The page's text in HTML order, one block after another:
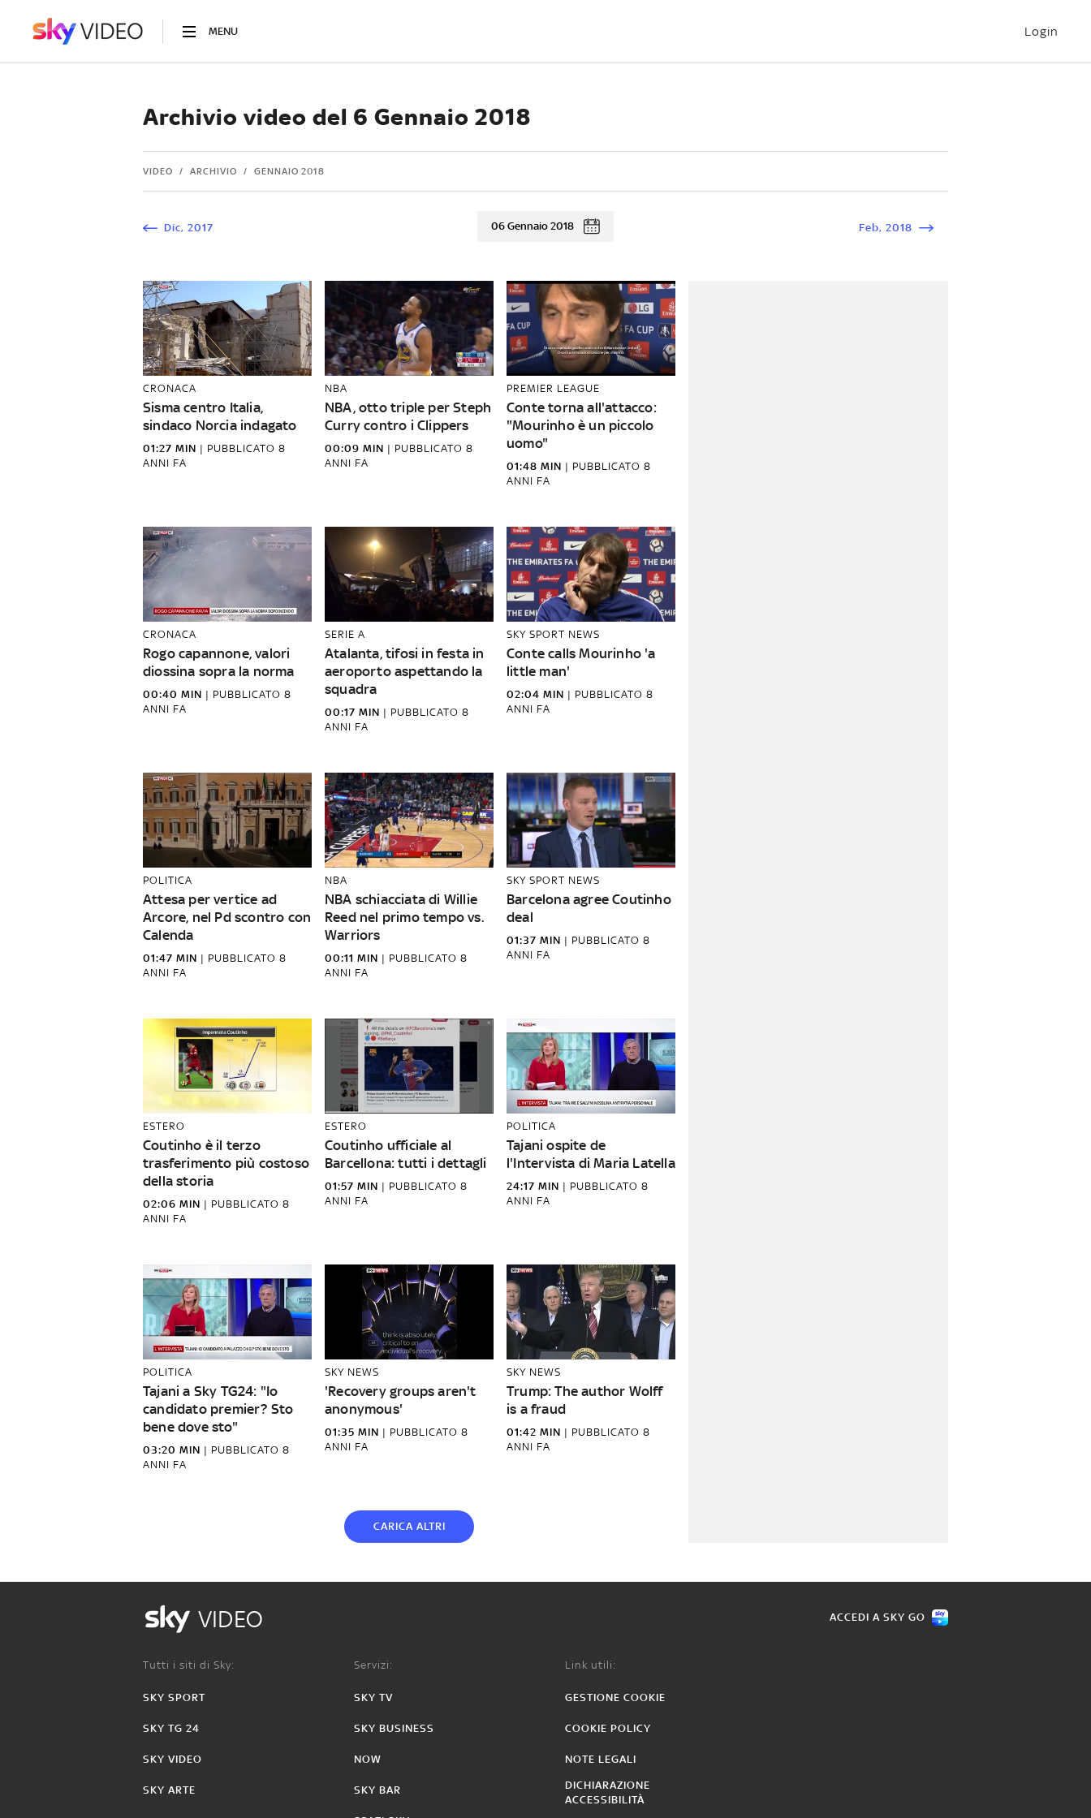
MENU Login
Archivio video del 6 Gennaio 2018
VIDEO ARCHIVIO GENNAIO 2018
Dic, 2017 06 Gennaio 2018 Feb, 2018
CRONACA
Sisma centro Italia,
sindaco Norcia indagato
01:27 MIN | PUBBLICATO 8
ANNI FA
NBA
NBA, otto triple per Steph
Curry contro i Clippers
00:09 MIN | PUBBLICATO 8
ANNI FA
PREMIER LEAGUE
Conte torna all'attacco:
"Mourinho è un piccolo
uomo"
01:48 MIN | PUBBLICATO 8
ANNI FA
CRONACA
Rogo capannone, valori
diossina sopra la norma
00:40 MIN | PUBBLICATO 8
ANNI FA
SERIE A
Atalanta, tifosi in festa in
aeroporto aspettando la
squadra
00:17 MIN | PUBBLICATO 8
ANNI FA
SKY SPORT NEWS
Conte calls Mourinho 'a
little man'
02:04 MIN | PUBBLICATO 8
ANNI FA
POLITICA
Attesa per vertice ad
Arcore, nel Pd scontro con
Calenda
01:47 MIN | PUBBLICATO 8
ANNI FA
NBA
NBA schiacciata di Willie
Reed nel primo tempo vs.
Warriors
00:11 MIN | PUBBLICATO 8
ANNI FA
SKY SPORT NEWS
Barcelona agree Coutinho
deal
01:37 MIN | PUBBLICATO 8
ANNI FA
ESTERO
Coutinho è il terzo
trasferimento più costoso
della storia
02:06 MIN | PUBBLICATO 8
ANNI FA
ESTERO
Coutinho ufficiale al
Barcellona: tutti i dettagli
01:57 MIN | PUBBLICATO 8
ANNI FA
POLITICA
Tajani ospite de
l'Intervista di Maria Latella
24:17 MIN | PUBBLICATO 8
ANNI FA
POLITICA
Tajani a Sky TG24: "Io
candidato premier? Sto
bene dove sto"
03:20 MIN | PUBBLICATO 8
ANNI FA
SKY NEWS
'Recovery groups aren't
anonymous'
01:35 MIN | PUBBLICATO 8
ANNI FA
SKY NEWS
Trump: The author Wolff
is a fraud
01:42 MIN | PUBBLICATO 8
ANNI FA
CARICA ALTRI
VIDEO ACCEDI A SKY GO
Tutti i siti di Sky:
SKY SPORT
SKY TG 24
SKY VIDEO
SKY ARTE
Servizi:
SKY TV
SKY BUSINESS
NOW
SKY BAR
Link utili:
GESTIONE COOKIE
COOKIE POLICY
NOTE LEGALI
DICHIARAZIONE
ACCESSIBILITÀ